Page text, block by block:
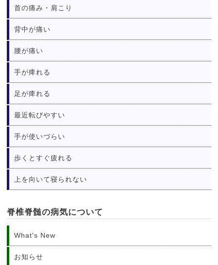
首の痛み・肩こり
背中が痛い
腰が痛い
手が痺れる
足が痺れる
最近転びやすい
手が使いづらい
歩くとすぐ疲れる
上を向いて寝られない
脊椎脊髄の病気について
What's New
お知らせ